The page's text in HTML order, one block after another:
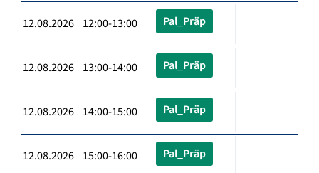
12.08.2026 12:00-13:00 Pal_Präp
12.08.2026 13:00-14:00 Pal_Präp
12.08.2026 14:00-15:00 Pal_Präp
12.08.2026 15:00-16:00 Pal_Präp